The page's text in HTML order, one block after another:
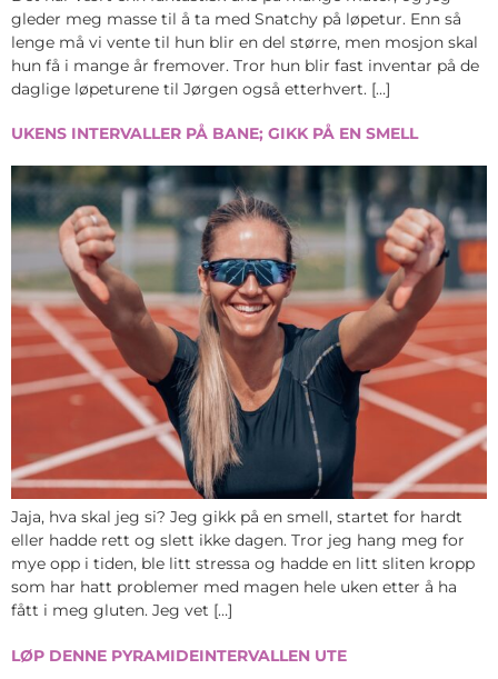
gleder meg masse til å ta med Snatchy på løpetur. Enn så
lenge må vi vente til hun blir en del større, men mosjon skal
hun få i mange år fremover. Tror hun blir fast inventar på de
daglige løpeturene til Jørgen også etterhvert. […]
UKENS INTERVALLER PÅ BANE; GIKK PÅ EN SMELL
Jaja, hva skal jeg si? Jeg gikk på en smell, startet for hardt
eller hadde rett og slett ikke dagen. Tror jeg hang meg for
mye opp i tiden, ble litt stressa og hadde en litt sliten kropp
som har hatt problemer med magen hele uken etter å ha
fått i meg gluten. Jeg vet […]
LØP DENNE PYRAMIDEINTERVALLEN UTE